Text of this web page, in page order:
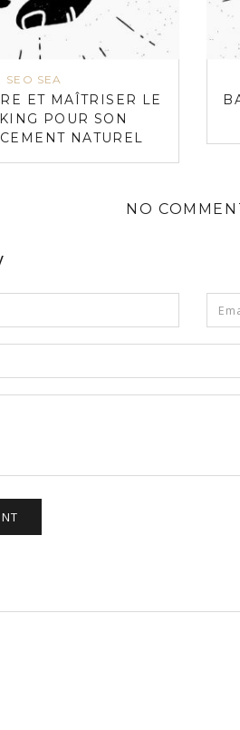
SEO SEA
ET MAÎTRISER LE
POUR SON
NATUREL
NO